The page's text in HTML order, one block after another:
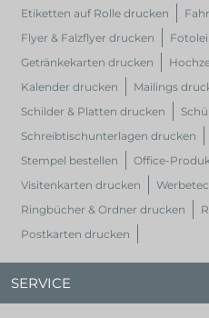
Etiketten auf Rolle drucken
Flyer & Falzflyer drucken
Getränkekarten drucken
Kalender drucken
Mailings
Schilder & Platten drucken
Schreibtischunterlagen drucken
Stempel bestellen
Office-
Visitenkarten drucken
Ringbücher & Ordner drucken
Postkarten drucken
SERVICE